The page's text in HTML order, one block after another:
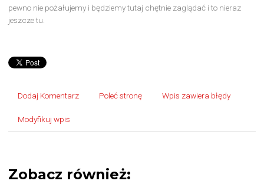
pewno nie pożałujemy i będziemy tutaj chętnie zaglądać i to nieraz
jeszcze tu.
Dodaj Komentarz Poleć stronę Wpis zawiera błędy
Modyfikuj wpis
Zobacz również: